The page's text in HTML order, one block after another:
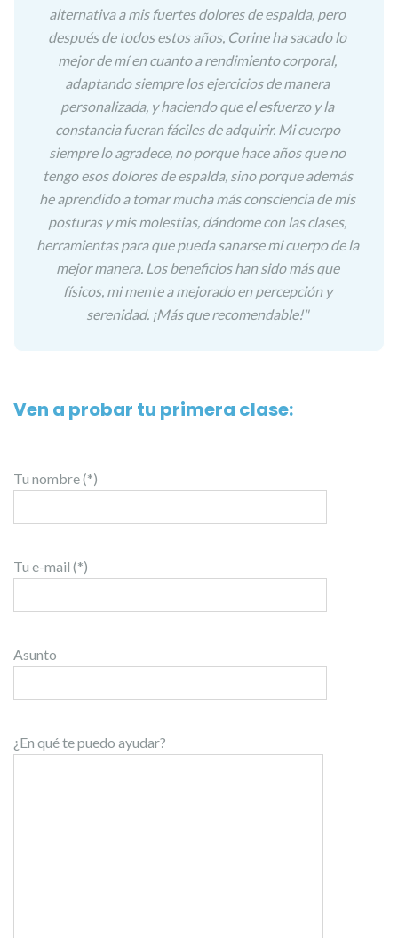
alternativa a mis fuertes dolores de espalda, pero
después de todos estos años, Corine ha sacado lo
mejor de mí en cuanto a rendimiento corporal,
adaptando siempre los ejercicios de manera
personalizada, y haciendo que el esfuerzo y la
constancia fueran fáciles de adquirir. Mi cuerpo
siempre lo agradece, no porque hace años que no
tengo esos dolores de espalda, sino porque además
he aprendido a tomar mucha más consciencia de mis
posturas y mis molestias, dándome con las clases,
herramientas para que pueda sanarse mi cuerpo de la
mejor manera. Los beneficios han sido más que
físicos, mi mente a mejorado en percepción y
serenidad. ¡Más que recomendable!"
Ven a probar tu primera clase:
Tu nombre (*)
Tu e-mail (*)
Asunto
¿En qué te puedo ayudar?